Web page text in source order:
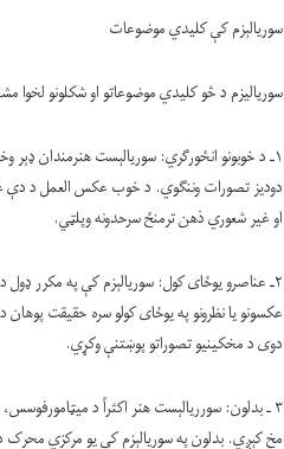
سوریالېزم کې کلیدي موضوعات
سوریالیزم د څو کلیدي موضوعاتو او شکلونو
۱ـ د خوبونو انځورګري: سوریالېست هنرمندان ډېر
دودیز تصورات وننګوي. د خوب عکس العمل د دې
او غیر شعوري ذهن ترمنځ سرحدونه وپلټي.
۲ـ عناصرو يوځای کول: سوریالېزم کې په مکرر ډول
عکسونو یا نظرونو په یوځای کولو سره حقیقت
دوی د مخکینیو تصوراتو پوښتنې وکړي.
۳ ـ بدلون: سورریالېست هنر اکثراً د
مخ کېږي. بدلون په سوریالېزم کې یو مرکزي